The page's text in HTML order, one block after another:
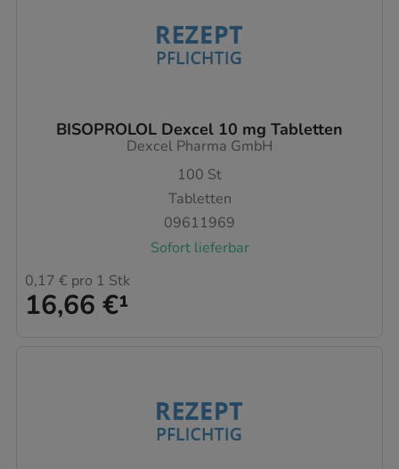
BISOPROLOL Dexcel 10 mg Tabletten
Dexcel Pharma GmbH
100 St
Tabletten
09611969
Sofort lieferbar
16,66 €¹
0,17 € pro 1 Stk